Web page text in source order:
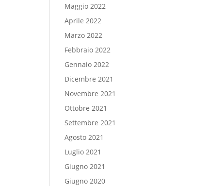
Maggio 2022
Aprile 2022
Marzo 2022
Febbraio 2022
Gennaio 2022
Dicembre 2021
Novembre 2021
Ottobre 2021
Settembre 2021
Agosto 2021
Luglio 2021
Giugno 2021
Giugno 2020